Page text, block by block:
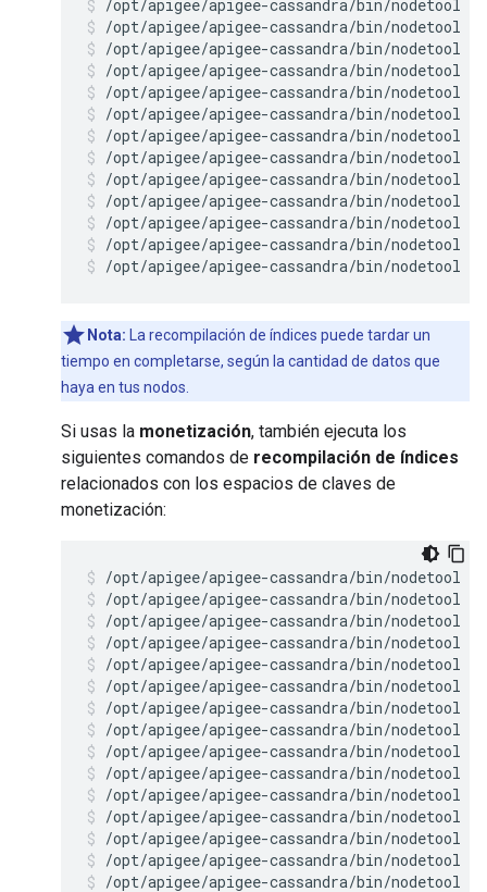
/opt/apigee/apigee-cassandra/bin/nodetool
/opt/apigee/apigee-cassandra/bin/nodetool
/opt/apigee/apigee-cassandra/bin/nodetool
/opt/apigee/apigee-cassandra/bin/nodetool
/opt/apigee/apigee-cassandra/bin/nodetool
/opt/apigee/apigee-cassandra/bin/nodetool
/opt/apigee/apigee-cassandra/bin/nodetool
/opt/apigee/apigee-cassandra/bin/nodetool
/opt/apigee/apigee-cassandra/bin/nodetool
/opt/apigee/apigee-cassandra/bin/nodetool
/opt/apigee/apigee-cassandra/bin/nodetool
/opt/apigee/apigee-cassandra/bin/nodetool
/opt/apigee/apigee-cassandra/bin/nodetool
Nota: La recompilación de índices puede tardar un
tiempo en completarse, según la cantidad de datos que
haya en tus nodos.
Si usas la monetización, también ejecuta los
siguientes comandos de recompilación de índices
relacionados con los espacios de claves de
monetización:
/opt/apigee/apigee-cassandra/bin/
/opt/apigee/apigee-cassandra/bin/
/opt/apigee/apigee-cassandra/bin/nodetool
/opt/apigee/apigee-cassandra/bin/nodetool
/opt/apigee/apigee-cassandra/bin/nodetool
/opt/apigee/apigee-cassandra/bin/nodetool
/opt/apigee/apigee-cassandra/bin/nodetool
/opt/apigee/apigee-cassandra/bin/nodetool
/opt/apigee/apigee-cassandra/bin/nodetool
/opt/apigee/apigee-cassandra/bin/nodetool
/opt/apigee/apigee-cassandra/bin/nodetool
/opt/apigee/apigee-cassandra/bin/nodetool
/opt/apigee/apigee-cassandra/bin/nodetool
/opt/apigee/apigee-cassandra/bin/